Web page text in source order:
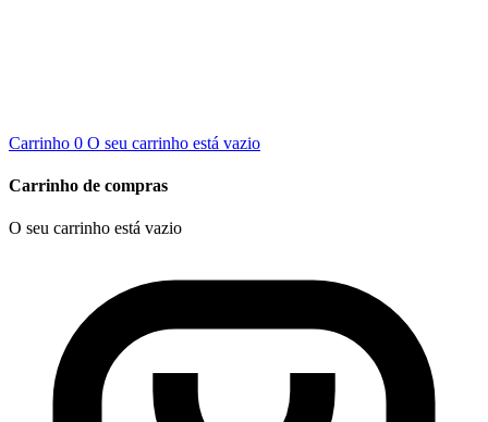
Carrinho 0 O seu carrinho está vazio
Carrinho de compras
O seu carrinho está vazio